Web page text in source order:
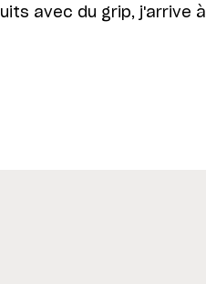
avec du grip, j'arrive à